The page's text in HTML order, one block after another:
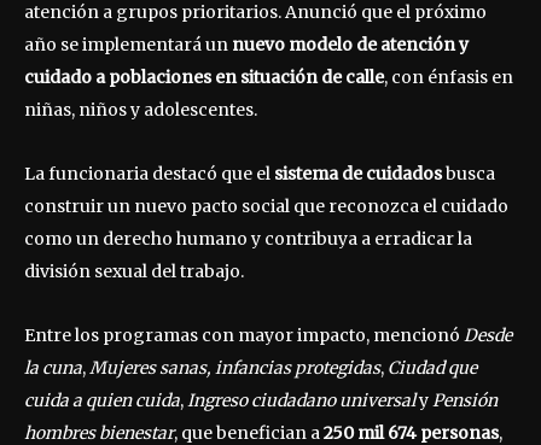
atención a grupos prioritarios. Anunció que el próximo
año se implementará un nuevo modelo de atención y
cuidado a poblaciones en situación de calle, con énfasis en
niñas, niños y adolescentes.
La funcionaria destacó que el sistema de cuidadosbusca
construir un nuevo pacto social que reconozca el cuidado
como un derecho humano y contribuya a erradicar la
división sexual del trabajo.
Entre los programas con mayor impacto, mencionó Desde
la cuna,Mujeres sanas, infancias protegidas, Ciudad que
cuida a quien cuida,Ingreso ciudadano universalyPensión
hombres bienestar, que benefician a250 mil 674 personas,